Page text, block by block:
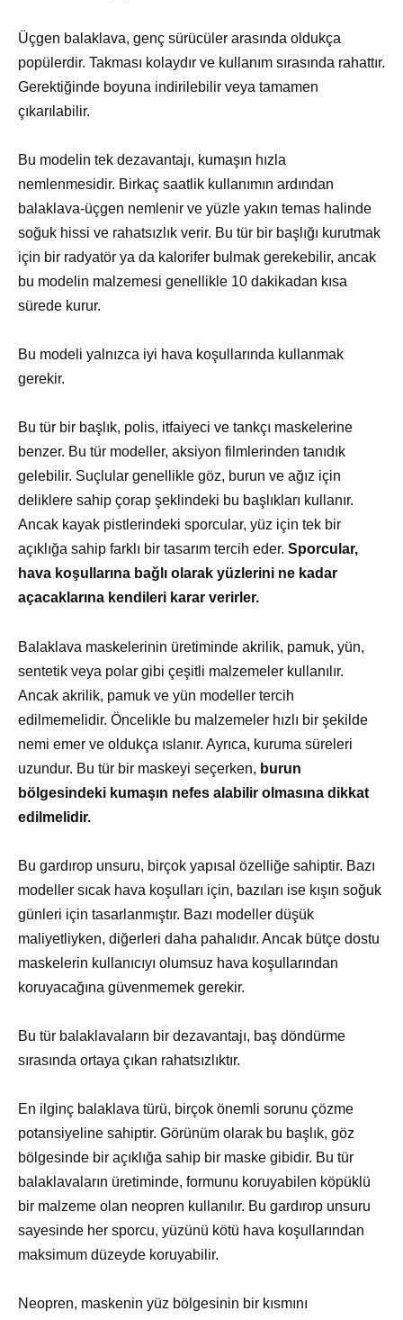
Üçgen balaklava, genç sürücüler arasında oldukça
popülerdir. Takması kolaydır ve kullanım sırasında rahattır.
Gerektiğinde boyuna indirilebilir veya tamamen
çıkarılabilir.
Bu modelin tek dezavantajı, kumaşın hızla
nemlenmesidir. Birkaç saatlik kullanımın ardından
balaklava-üçgen nemlenir ve yüzle yakın temas halinde
soğuk hissi ve rahatsızlık verir. Bu tür bir başlığı kurutmak
için bir radyatör ya da kalorifer bulmak gerekebilir, ancak
bu modelin malzemesi genellikle 10 dakikadan kısa
sürede kurur.
Bu modeli yalnızca iyi hava koşullarında kullanmak
gerekir.
Bu tür bir başlık, polis, itfaiyeci ve tankçı maskelerine
benzer. Bu tür modeller, aksiyon filmlerinden tanıdık
gelebilir. Suçlular genellikle göz, burun ve ağız için
deliklere sahip çorap şeklindeki bu başlıkları kullanır.
Ancak kayak pistlerindeki sporcular, yüz için tek bir
açıklığa sahip farklı bir tasarım tercih eder. Sporcular,
hava koşullarına bağlı olarak yüzlerini ne kadar
açacaklarına kendileri karar verirler.
Balaklava maskelerinin üretiminde akrilik, pamuk, yün,
sentetik veya polar gibi çeşitli malzemeler kullanılır.
Ancak akrilik, pamuk ve yün modeller tercih
edilmemelidir. Öncelikle bu malzemeler hızlı bir şekilde
nemi emer ve oldukça ıslanır. Ayrıca, kuruma süreleri
uzundur. Bu tür bir maskeyi seçerken, burun
bölgesindeki kumaşın nefes alabilir olmasına dikkat
edilmelidir.
Bu gardırop unsuru, birçok yapısal özelliğe sahiptir. Bazı
modeller sıcak hava koşulları için, bazıları ise kışın soğuk
günleri için tasarlanmıştır. Bazı modeller düşük
maliyetliyken, diğerleri daha pahalıdır. Ancak bütçe dostu
maskelerin kullanıcıyı olumsuz hava koşullarından
koruyacağına güvenmemek gerekir.
Bu tür balaklavaların bir dezavantajı, baş döndürme
sırasında ortaya çıkan rahatsızlıktır.
En ilginç balaklava türü, birçok önemli sorunu çözme
potansiyeline sahiptir. Görünüm olarak bu başlık, göz
bölgesinde bir açıklığa sahip bir maske gibidir. Bu tür
balaklavaların üretiminde, formunu koruyabilen köpüklü
bir malzeme olan neopren kullanılır. Bu gardırop unsuru
sayesinde her sporcu, yüzünü kötü hava koşullarından
maksimum düzeyde koruyabilir.
Neopren, maskenin yüz bölgesinin bir kısmını